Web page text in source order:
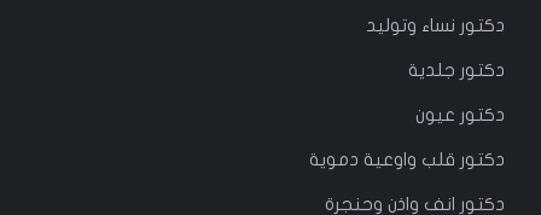
دكتور نساء وتوليد
دكتور جلدية
دكتور عيون
دكتور قلب واوعية دموية
دكتور انف واذن وحنجرة